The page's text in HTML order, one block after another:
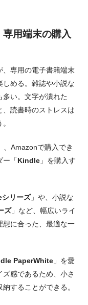
用端末の購入
、専用の電子書籍端末
める。雑誌や小説な
多い。文字が潰れた
、読書時のストレスは
、Amazonで購入でき
ー「 Kindle 」を購入す
シリーズ」や、小説な
ズ」など、幅広いライ
想に合った、最適な一
PaperWhite 」を愛
感であるため、小さ
することができる。